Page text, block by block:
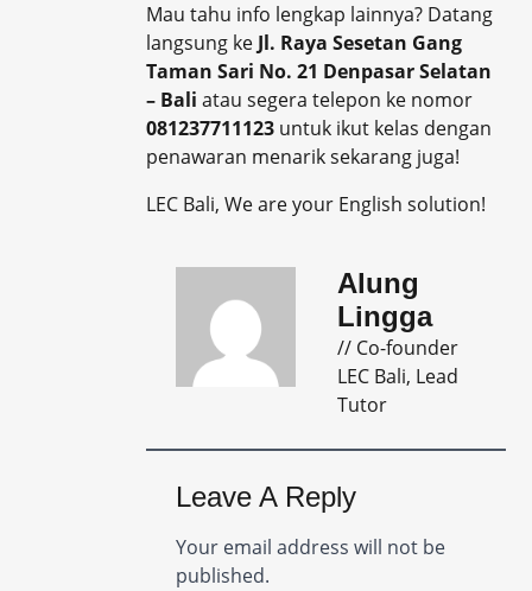
Mau tahu info lengkap lainnya? Datang
langsung ke Jl. Raya Sesetan Gang
Taman Sari No. 21 Denpasar Selatan
– Baliatau segera telepon ke nomor
081237711123 untuk ikut kelas dengan
penawaran menarik sekarang juga!
LEC Bali, We are your English solution!
Alung
Lingga
// Co-founder
LEC Bali, Lead
Tutor
Leave A Reply
Your email address will not be
published.